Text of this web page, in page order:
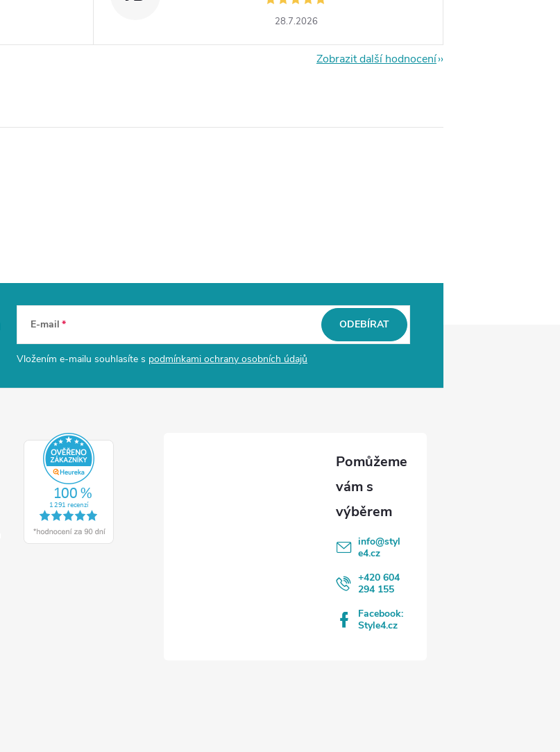
28.7.2026
Zobrazit další hodnocení
E-mail
Vložením e-mailu souhlasíte s podmínkami ochrany osobních údajů
ODEBÍRAT
info@styl
e4.cz
+420 604
294 155
Facebook:
Style4.cz